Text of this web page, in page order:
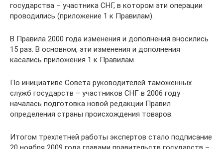
государства – участника СНГ, в котором эти операции
проводились (приложение 1 к Правилам).
В Правила 2000 года изменения и дополнения вносились
15 раз. В основном, эти изменения и дополнения
касались приложения 1 к Правилам.
По инициативе Совета руководителей таможенных
служб государств – участников СНГ в 2006 году
началась подготовка новой редакции Правил
определения страны происхождения товаров.
Итогом трехлетней работы экспертов стало подписание